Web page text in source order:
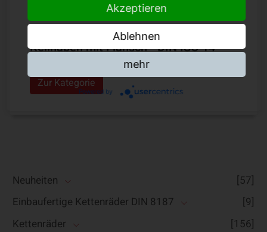
Keilnaben mit Flansch - DIN ISO 14
Zur Kategorie
Neuheiten
[57]
Einbaufertige Kettenräder DIN 8187
[9]
Kettenräder
[156]
Akzeptieren
Ablehnen
mehr
Powered by